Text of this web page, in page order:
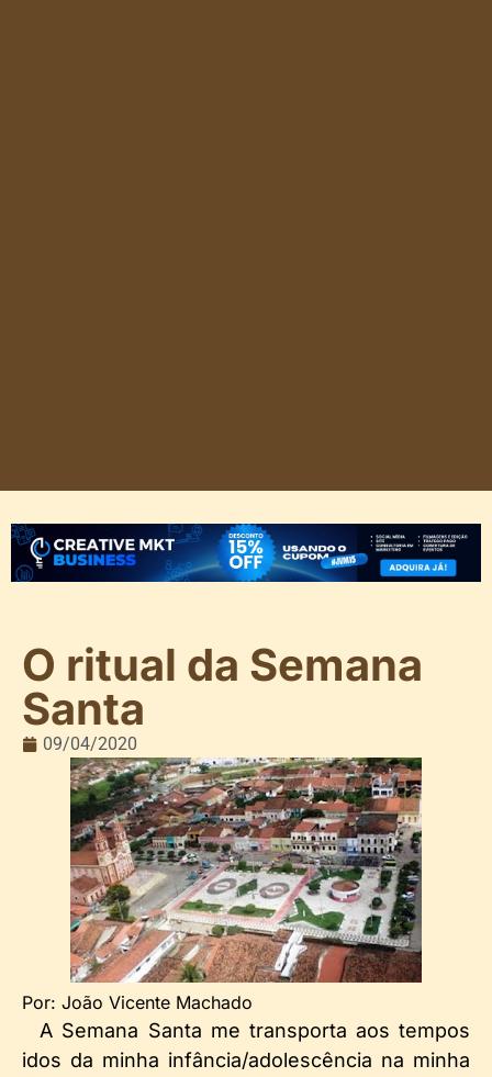
O ritual da Semana
Santa
09/04/2020
Por: João Vicente Machado
A Semana Santa me transporta aos tempos
idos da minha infância/adolescência na minha